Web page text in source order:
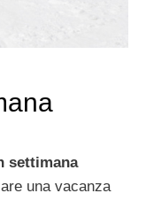
settimana
una vacanza